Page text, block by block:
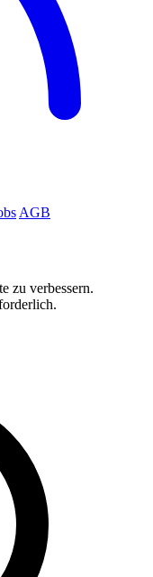
AGB
zu verbessern.